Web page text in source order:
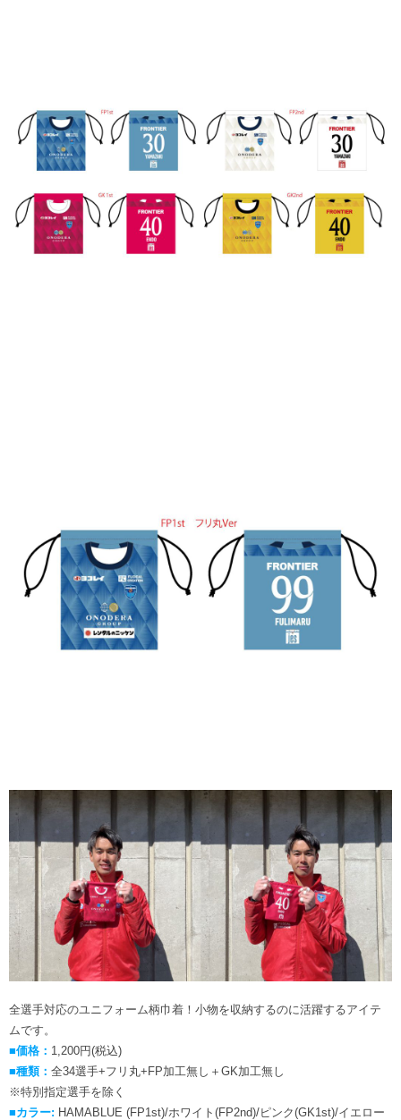
全選手対応のユニフォーム柄巾着！小物を収納するのに活躍するアイテ
ムです。
■価格： 1,200円(税込)
■種類： 全34選手+フリ丸+FP加工無し＋GK加工無し
※特別指定選手を除く
■カラー: HAMABLUE (FP1st)/ホワイト(FP2nd)/ピンク(GK1st)/イエロー